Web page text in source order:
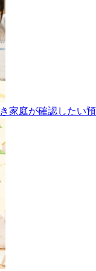
家庭が確認したい